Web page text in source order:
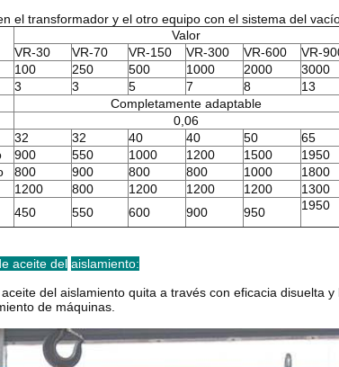
el transformador y el otro equipo con el sistema del
Valor
VR-30
VR-70 VR-150 VR-300 VR-600
VR-
100 250 500 1000 2000
3000
3 3 5 7 8
13
Completamente adaptable
0,06
32 32 40 40 50 65
900 550 1000 1200 1500
1950
800 900 800 800 1000
1800
1200 800 1200 1200 1200
1300
450 550 600 900 950 1950
aceite del aislamiento:
del aislamiento quita a través con eficacia
de máquinas.